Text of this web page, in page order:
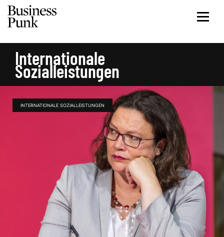
Internationale
Sozialleistungen
INTERNATIONALE SOZIALLEISTUNGEN